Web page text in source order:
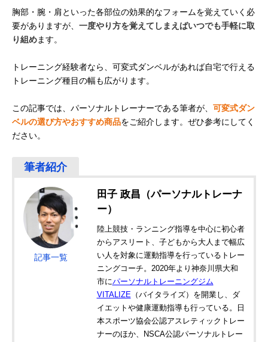
胸部・腕・肩といった各部位の効果的なフォームを覚えていく必
要がありますが、 一度やり方を覚えてしまえばいつでも手軽に取
り組めます。
トレーニング経験者なら、可変式ダンベルがあれば自宅で行える
トレーニング種目の幅も広がります。
この記事では、パーソナルトレーナーである筆者が、 可変式ダン
ベルの選び方やおすすめ商品をご紹介します。ぜひ参考にしてく
ださい。
記事一覧
田子 政昌（パーソナルトレーナ
ー）
陸上競技・ランニング指導を中心に初心者
からアスリート、子どもから大人まで幅広
い人を対象に運動指導を行っているトレー
ニングコーチ。2020年より神奈川県大和
市にパーソナルトレーニングジム
VITALIZE （バイタライズ）を開業し、ダ
イエットや健康運動指導も行っている。日
本スポーツ協会公認アスレティックトレー
ナーのほか、NSCA公認パーソナルトレー